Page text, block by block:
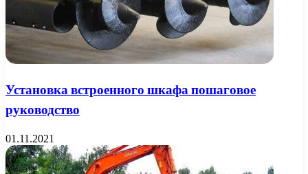
Установка встроенного шкафа пошаговое
руководство
01.11.2021